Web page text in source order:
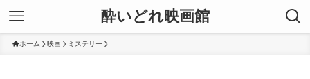
酔いどれ映画館
ホーム 映画 ミステリー